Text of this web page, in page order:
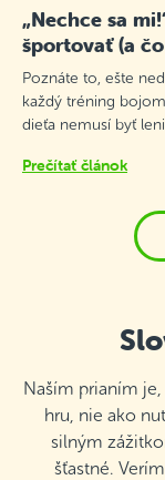
„Nechce sa
športovať (a
Poznáte to, ešte
každý tréning
dieťa nemusí byť
Prečítať článok
Naším prianím
hru, nie ako
silným
šťastné.